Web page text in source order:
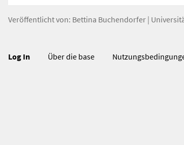
Veröffentlicht von: Bettina Buchendorfer |
Log In Über die base